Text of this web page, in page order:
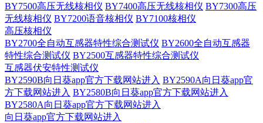
BY7500高压无线核相仪 BY7400高压无线核相仪 BY7300高压
无线核相仪 BY7200语音核相仪 BY7100核相仪
高压核相仪
BY2700全自动互感器特性综合测试仪 BY2600全自动互感器
特性综合测试仪 BY2500互感器特性综合测试仪
互感器伏安特性测试仪
BY2590B向日葵app官方下载网站进入 BY2590A向日葵app官
方下载网站进入 BY2580B向日葵app官方下载网站进入
BY2580A向日葵app官方下载网站进入
向日葵app官方下载网站进入